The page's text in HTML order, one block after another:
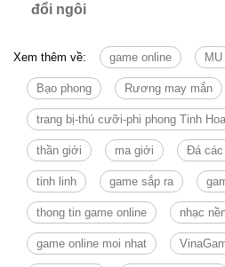
đổi ngôi
Xem thêm về: game online MU
Bạo phong Rương may mắn
trang bị-thú cưỡi-phi phong Tinh Hoa
thần giới ma giới Đá các
tinh linh game sắp ra
thong tin game online nhạc
game online moi nhat